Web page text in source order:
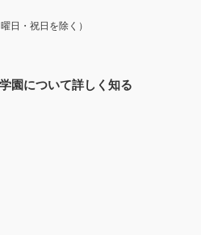
日・祝日を除く）
園について詳しく知る